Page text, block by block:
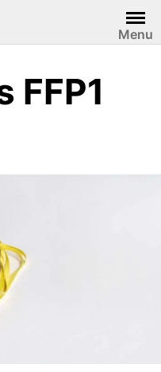
Menu
FFP1